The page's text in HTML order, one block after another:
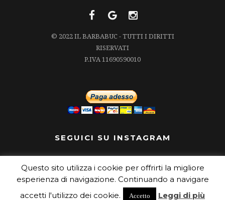
© 2022 IL BARBABUC - TUTTI I DIRITTI
RISERVATI
P.IVA 11690590010
SEGUICI SU INSTAGRAM
Segui su Instagram
Questo sito utilizza i cookie per offrirti la migliore
esperienza di navigazione. Continuando a navigare
accetti l'utilizzo dei cookie.
Accetto Leggi di più